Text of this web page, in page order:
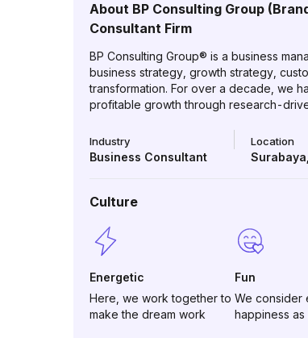
About BP Consulting Group
Consultant Firm
BP Consulting Group® is a business
business strategy, growth strategy,
transformation. For over a decade, we
profitable growth through research-
Industry
Business Consultant
Location
Surabaya
Culture
Energetic
Here, we work together to
make the dream work
Fun
We consider
happiness